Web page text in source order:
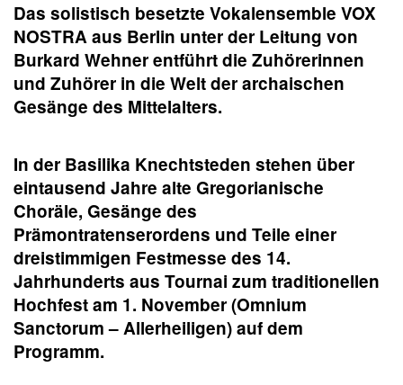
Das solistisch besetzte Vokalensemble VOX
NOSTRA aus Berlin unter der Leitung von
Burkard Wehner entführt die Zuhörerinnen
und Zuhörer in die Welt der archaischen
Gesänge des Mittelalters.
In der Basilika Knechtsteden stehen über
eintausend Jahre alte Gregorianische
Choräle, Gesänge des
Prämontratenserordens und Teile einer
dreistimmigen Festmesse des 14.
Jahrhunderts aus Tournai zum traditionellen
Hochfest am 1. November (Omnium
Sanctorum – Allerheiligen) auf dem
Programm.